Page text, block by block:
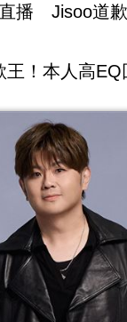
播 Jisoo道
王！本人高EQ